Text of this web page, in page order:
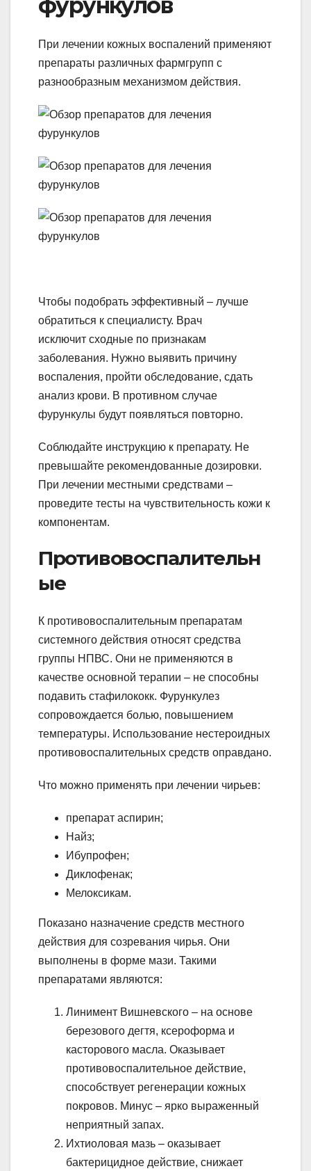
При лечении кожных воспалений применяют
препараты различных фармгрупп с
разнообразным механизмом действия.
Чтобы подобрать эффективный – лучше
обратиться к специалисту. Врач
исключит сходные по признакам
заболевания. Нужно выявить причину
воспаления, пройти обследование, сдать
анализ крови. В противном случае
фурункулы будут появляться повторно.
Соблюдайте инструкцию к препарату. Не
превышайте рекомендованные дозировки.
При лечении местными средствами –
проведите тесты на чувствительность кожи к
компонентам.
Противовоспалительн
ые
К противовоспалительным препаратам
системного действия относят средства
группы НПВС. Они не применяются в
качестве основной терапии – не способны
подавить стафилококк. Фурункулез
сопровождается болью, повышением
температуры. Использование нестероидных
противовоспалительных средств оправдано.
Что можно применять при лечении чирьев:
препарат аспирин;
Найз;
Ибупрофен;
Диклофенак;
Мелоксикам.
Показано назначение средств местного
действия для созревания чирья. Они
выполнены в форме мази. Такими
препаратами являются:
Линимент Вишневского – на основе
березового дегтя, ксероформа и
касторового масла. Оказывает
противовоспалительное действие,
способствует регенерации кожных
покровов. Минус – ярко выраженный
неприятный запах.
Ихтиоловая мазь – оказывает
бактерицидное действие, снижает